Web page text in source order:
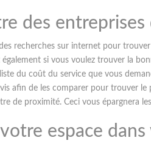
des
recherches sur internet pour
si vous voulez trouver la
du coût du service que vous
afin de les comparer pour trouver
de proximité. Ceci vous épargnera
espace